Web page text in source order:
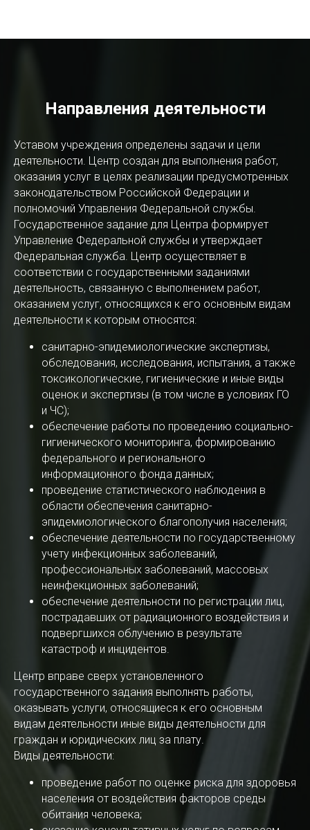
Направления деятельности
Уставом учреждения определены задачи и цели
деятельности. Центр создан для выполнения работ,
оказания услуг в целях реализации предусмотренных
законодательством Российской Федерации и
полномочий Управления Федеральной службы.
Государственное задание для Центра формирует
Управление Федеральной службы и утверждает
Федеральная служба. Центр осуществляет в
соответствии с государственными заданиями
деятельность, связанную с выполнением работ,
оказанием услуг, относящихся к его основным видам
деятельности к которым относятся:
санитарно-эпидемиологические экспертизы,
обследования, исследования, испытания, а также
токсикологические, гигиенические и иные виды
оценок и экспертизы (в том числе в условиях ГО
и ЧС);
обеспечение работы по проведению социально-
гигиенического мониторинга, формированию
федерального и регионального
информационного фонда данных;
проведение статистического наблюдения в
области обеспечения санитарно-
эпидемиологического благополучия населения;
обеспечение деятельности по государственному
учету инфекционных заболеваний,
профессиональных заболеваний, массовых
неинфекционных заболеваний;
обеспечение деятельности по регистрации лиц,
пострадавших от радиационного воздействия и
подвергшихся облучению в результате
катастроф и инцидентов.
Центр вправе сверх установленного
государственного задания выполнять работы,
оказывать услуги, относящиеся к его основным
видам деятельности иные виды деятельности для
граждан и юридических лиц за плату.
Виды деятельности:
проведение работ по оценке риска для здоровья
населения от воздействия факторов среды
обитания человека;